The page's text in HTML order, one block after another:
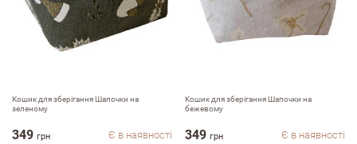
Кошик для зберігання Шапочки на
зеленому
349 грн Є в наявності
Кошик для зберігання Шапочки на
бежевому
349 грн Є в наявності